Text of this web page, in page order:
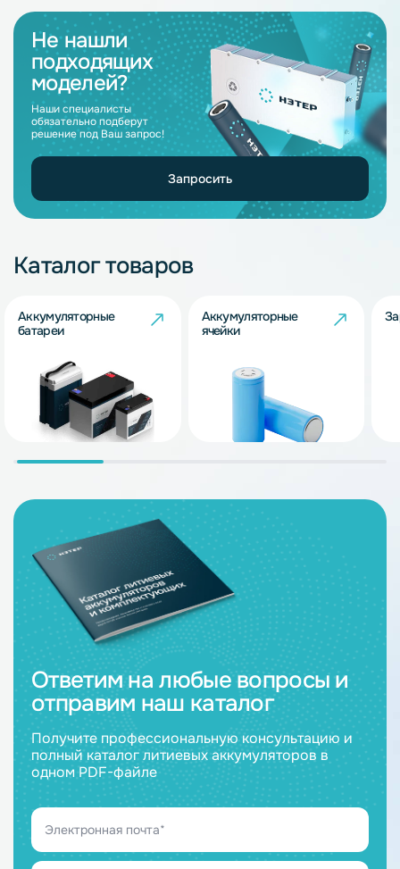
Не нашли
подходящих
моделей?
Наши специалисты
обязательно подберут
решение под Ваш запрос!
Запросить
Каталог товаров
Аккумуляторные
батареи
Аккумуляторные
ячейки
Ответим на любые вопросы и
отправим наш каталог
Получите профессиональную консультацию и
полный каталог литиевых аккумуляторов в
одном PDF-файле